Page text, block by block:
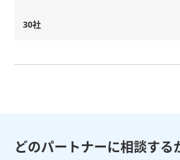
30社
どのパートナーに相談する